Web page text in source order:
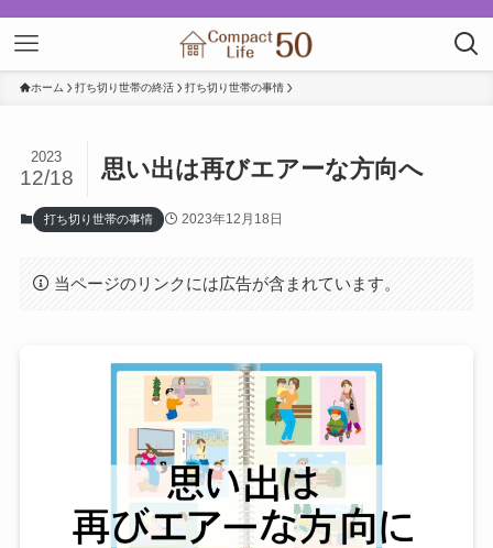
ホーム 打ち切り世帯の終活 打ち切り世帯の事情
思い出は再びエアーな方向へ
2023
12/18
打ち切り世帯の事情 2023年12月18日
当ページのリンクには広告が含まれています。